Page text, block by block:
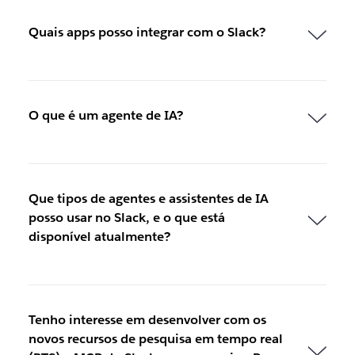
Quais apps posso integrar com o Slack?
O que é um agente de IA?
Que tipos de agentes e assistentes de IA
posso usar no Slack, e o que está
disponível atualmente?
Tenho interesse em desenvolver com os
novos recursos de pesquisa em tempo real